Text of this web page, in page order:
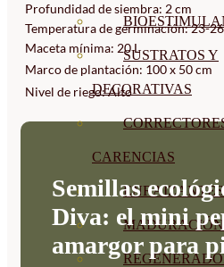
SUSTRATOS Y
DECORATIVAS
CARENCIAS
ENRAIZANTES
Profundidad de siembra: 2 cm
Temperatura de germinación: 23-
Maceta mínima: 20 L
Marco de plantación: 100 x 50 cm
Nivel de riego: Alto
Semillas
Diva: el mini
amargor para